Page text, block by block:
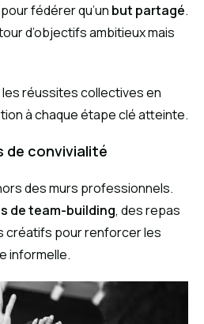
fédérer qu’un but partagé.
d’objectifs ambitieux mais
réussites collectives en
à chaque étape clé atteinte.
de convivialité
des murs professionnels.
de team-building, des repas
créatifs pour renforcer les
informelle.